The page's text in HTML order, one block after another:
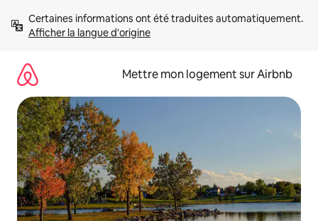
directement
Afficher la langue d'origine
Mettre mon logement sur Airbnb